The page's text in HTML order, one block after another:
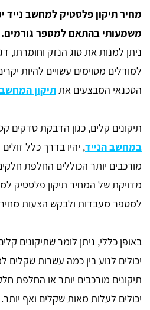
מחיר תיקון פלסטיק למחשב נייד
משמעותי בהתאם למספר גורמים.
ניתן למנות את סוג הנזק וחומרתו,
למודלים מסוימים עשויים להיות
הטכנאי המבצעים אתתיקון המחשב
תיקונים קלים, כגון הדבקת סדקים
במחשב הנייד, יהיו בדרך כלל
מורכבים יותר הכוללים החלפת
מדויקת של המחיר תיקון פלסטיק
למספר מעבדות ולבקש הצעות
באופן כללי, ניתן לומר שתיקונים
יכולים לנוע בין כמה עשרות שקלים
תיקונים מורכבים יותר או החלפת
יכולים לעלות מאות שקלים ואף יותר.